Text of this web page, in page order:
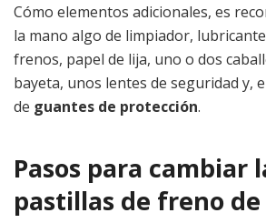
Cómo elementos adicionales, es
la mano algo de limpiador,
frenos, papel de lija, uno o dos
bayeta, unos lentes de seguridad y,
de guantes de protección.
Pasos para cambiar
pastillas de freno